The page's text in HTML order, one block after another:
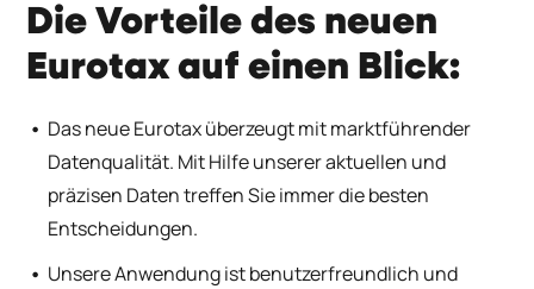
Die Vorteile des neuen
Eurotax auf einen Blick:
Das neue Eurotax überzeugt mit marktführender
Datenqualität. Mit Hilfe unserer aktuellen und
präzisen Daten treffen Sie immer die besten
Entscheidungen.
Unsere Anwendung ist benutzerfreundlich und